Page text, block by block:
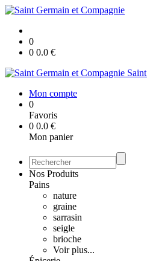
0
0 0.0 €
Mon compte
0
Favoris
0 0.0 €
Mon panier
Nos Produits
Pains
nature
graine
sarrasin
seigle
brioche
Voir plus...